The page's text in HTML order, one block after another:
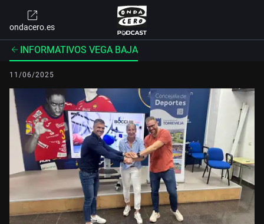
ondacero.es
INFORMATIVOS VEGA BAJA
11/06/2025